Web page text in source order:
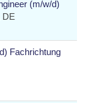
(m/w/d)
DE
Fachrichtung